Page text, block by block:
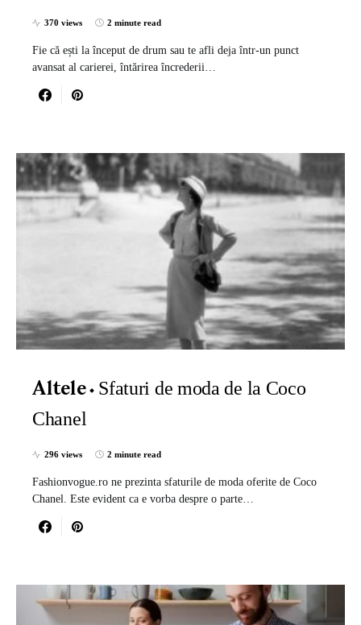
370 views 2 minute read
Fie că ești la început de drum sau te afli deja într-un punct
avansat al carierei, întărirea încrederii…
Altele
Sfaturi de moda de la Coco
Chanel
296 views 2 minute read
Fashionvogue.ro ne prezinta sfaturile de moda oferite de Coco
Chanel. Este evident ca e vorba despre o parte…